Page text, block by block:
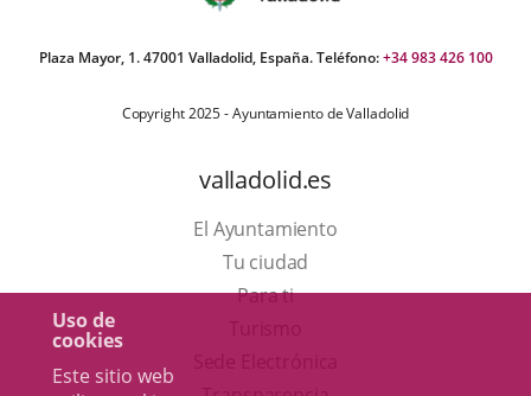
Uso de
cookies
Este sitio web
Plaza Mayor, 1. 47001 Valladolid, España. Teléfono:+34 983 426 100
Copyright 2025 - Ayuntamiento de Valladolid
valladolid.es
El Ayuntamiento
Tu ciudad
Para ti